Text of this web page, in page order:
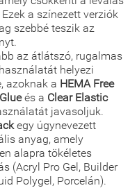
a színezett verziók
szebbé teszik az
az átlátszó, rugalmas
helyezi
azoknak a HEMA Free
és a Clear Elastic
javasoljuk.
egy úgynevezett
anyag, amely
alapra tökéletes
(Acryl Pro Gel, Builder
Polygel, Porcelán).